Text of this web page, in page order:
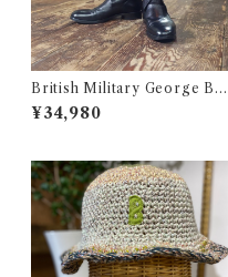
British Military George Bo
ots 10M / Made in England
/ イギリス軍 ジョージブーツ
¥34,980